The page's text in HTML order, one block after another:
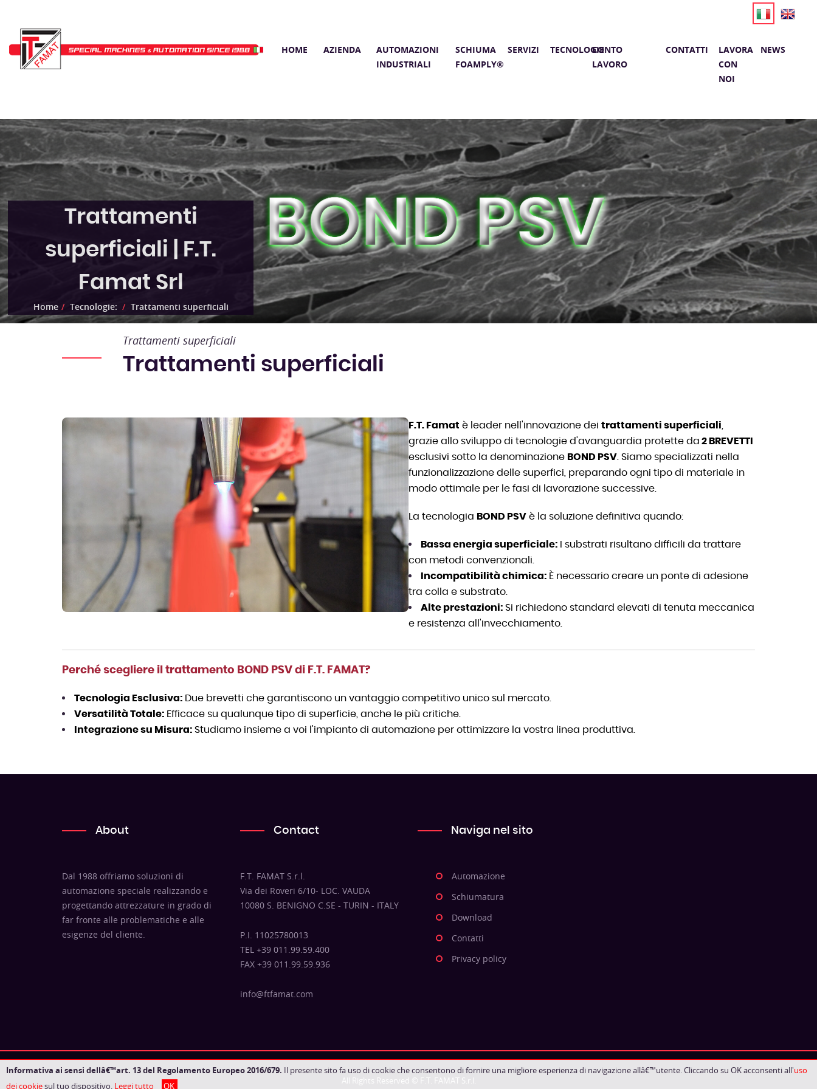
HOME AZIENDA
AUTOMAZIONI
INDUSTRIALI
SCHIUMA
FOAMPLY®
SERVIZI TECNOLOGIECONTO
LAVORO
CONTATTI
LAVORA
CON
NOI
NEWS
Trattamenti
superficiali | F.T.
Famat Srl
Home Tecnologie: Trattamenti superficiali
Trattamenti superficiali
Trattamenti superficiali
F.T. Famat è leader nell'innovazione dei trattamenti superficiali
grazie allo sviluppo di tecnologie d'avanguardia protette da 2 BREVETTI
esclusivi sotto la denominazione BOND PSV . Siamo specializzati nella
funzionalizzazione delle superfici, preparando ogni tipo di materiale in
modo ottimale per le fasi di lavorazione successive.
La tecnologia BOND PSV è la soluzione definitiva quando:
Bassa energia superficiale: I substrati risultano difficili da trattare
con metodi convenzionali.
Incompatibilità chimica: È necessario creare un ponte di adesione
tra colla e substrato.
Alte prestazioni: Si richiedono standard elevati di tenuta meccanica
e resistenza all'invecchiamento.
Perché scegliere il trattamento BOND PSV di F.T. FAMAT?
Tecnologia Esclusiva: Due brevetti che garantiscono un vantaggio competitivo unico sul mercato.
Versatilità Totale: Efficace su qualunque tipo di superficie, anche le più critiche.
Integrazione su Misura: Studiamo insieme a voi l'impianto di automazione per ottimizzare la vostra linea produttiva.
About
Dal 1988 offriamo soluzioni di
automazione speciale realizzando e
progettando attrezzature in grado di
far fronte alle problematiche e alle
esigenze del cliente.
Contact
F.T. FAMAT S.r.l.
Via dei Roveri 6/10- LOC. VAUDA
10080 S. BENIGNO C.SE - TURIN - ITALY
P.I. 11025780013
TEL +39 011.99.59.400
FAX +39 011.99.59.936
info@ftfamat.com
Naviga nel sito
Automazione
Schiumatura
Download
Contatti
Privacy policy
All Rights Reserved © F.T. FAMAT S.r.l.
Informativa ai sensi dellâ€™art. 13 del Regolamento Europeo 2016/679. Il presente sito fa uso di cookie che consentono di fornire una migliore esperienza di navigazione allâ€™utente. Cliccando su OK acconsenti all'uso
dei cookiesul tuo dispositivo. Leggi tutto OK